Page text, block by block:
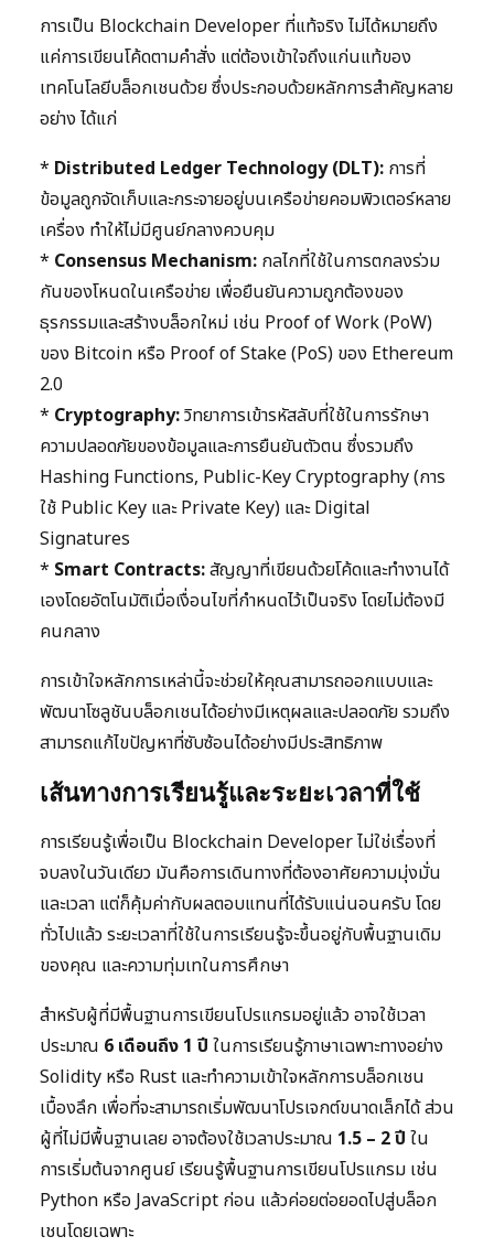
การเป็น Blockchain Developer ที่แท้จริง ไม่ได้หมายถึง
แค่การเขียนโค้ดตามคำสั่ง แต่ต้องเข้าใจถึงแก่นแท้ของ
เทคโนโลยีบล็อกเชนด้วย ซึ่งประกอบด้วยหลักการสำคัญหลาย
อย่าง ได้แก่
* Distributed Ledger Technology (DLT): การที่
ข้อมูลถูกจัดเก็บและกระจายอยู่บนเครือข่ายคอมพิวเตอร์หลาย
เครื่อง ทำให้ไม่มีศูนย์กลางควบคุม
* Consensus Mechanism: กลไกที่ใช้ในการตกลงร่วม
กันของโหนดในเครือข่าย เพื่อยืนยันความถูกต้องของ
ธุรกรรมและสร้างบล็อกใหม่ เช่น Proof of Work (PoW)
ของ Bitcoin หรือ Proof of Stake (PoS) ของ Ethereum
2.0
* Cryptography:วิทยาการเข้ารหัสลับที่ใช้ในการรักษา
ความปลอดภัยของข้อมูลและการยืนยันตัวตน ซึ่งรวมถึง
Hashing Functions, Public-Key Cryptography (การ
ใช้ Public Key และ Private Key) และ Digital
Signatures
* Smart Contracts:สัญญาที่เขียนด้วยโค้ดและทำงานได้
เองโดยอัตโนมัติเมื่อเงื่อนไขที่กำหนดไว้เป็นจริง โดยไม่ต้องมี
คนกลาง
การเข้าใจหลักการเหล่านี้จะช่วยให้คุณสามารถออกแบบและ
พัฒนาโซลูชันบล็อกเชนได้อย่างมีเหตุผลและปลอดภัย รวมถึง
สามารถแก้ไขปัญหาที่ซับซ้อนได้อย่างมีประสิทธิภาพ
เส้นทางการเรียนรู้และระยะเวลาที่ใช้
การเรียนรู้เพื่อเป็น Blockchain Developer ไม่ใช่เรื่องที่
จบลงในวันเดียว มันคือการเดินทางที่ต้องอาศัยความมุ่งมั่น
และเวลา แต่ก็คุ้มค่ากับผลตอบแทนที่ได้รับแน่นอนครับ โดย
ทั่วไปแล้ว ระยะเวลาที่ใช้ในการเรียนรู้จะขึ้นอยู่กับพื้นฐานเดิม
ของคุณ และความทุ่มเทในการศึกษา
สำหรับผู้ที่มีพื้นฐานการเขียนโปรแกรมอยู่แล้ว อาจใช้เวลา
ประมาณ 6 เดือนถึง 1 ปี ในการเรียนรู้ภาษาเฉพาะทางอย่าง
Solidity หรือ Rust และทำความเข้าใจหลักการบล็อกเชน
เบื้องลึก เพื่อที่จะสามารถเริ่มพัฒนาโปรเจกต์ขนาดเล็กได้ ส่วน
ผู้ที่ไม่มีพื้นฐานเลย อาจต้องใช้เวลาประมาณ 1.5 – 2 ปี ใน
การเริ่มต้นจากศูนย์ เรียนรู้พื้นฐานการเขียนโปรแกรม เช่น
Python หรือ JavaScript ก่อน แล้วค่อยต่อยอดไปสู่บล็อก
เชนโดยเฉพาะ